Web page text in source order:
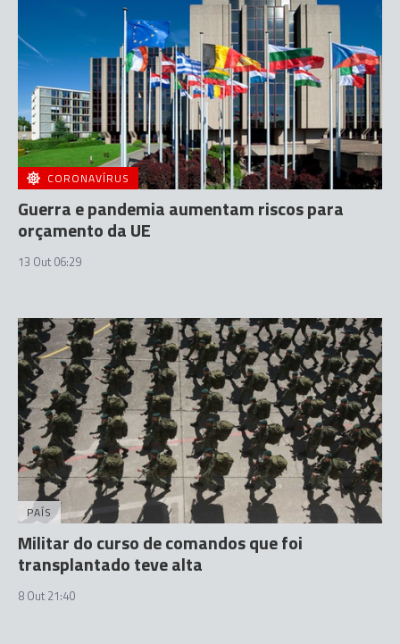
CORONAVÍRUS
Guerra e pandemia aumentam riscos para
orçamento da UE
13 Out 06:29
PAÍS
Militar do curso de comandos que foi
transplantado teve alta
8 Out 21:40